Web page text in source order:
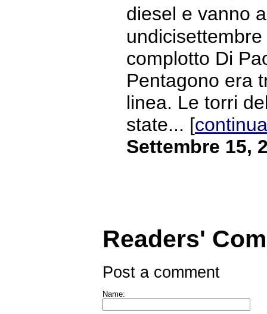
diesel e vanno
complotto Di
Pentagono era
linea. Le torri
state... [
Settembre 15,
Readers'
Post a comment
Name: